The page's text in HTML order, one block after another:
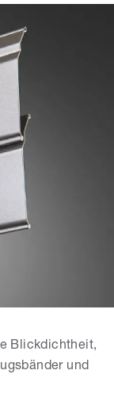
Blickdichtheit,
und